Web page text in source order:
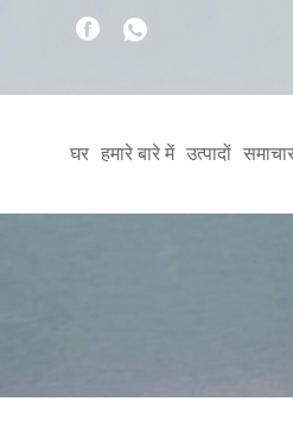
घर हमारे बारे में उत्पादों